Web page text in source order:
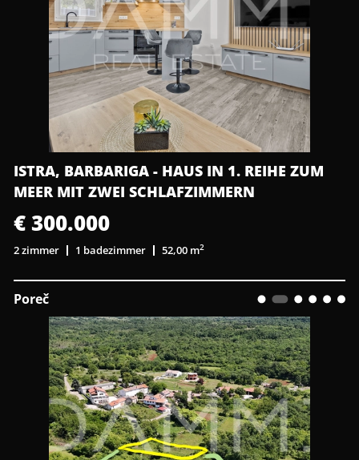
ISTRA, BARBARIGA - HAUS IN 1. REIHE ZUM
MEER MIT ZWEI SCHLAFZIMMERN
€ 300.000
2 zimmer 1 badezimmer 52,00 m2
Poreč